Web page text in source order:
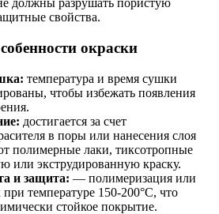
должны разрушать пористую
свойства.
окраски
температура и время сушки
чтобы избежать появления
достигается за счет
в поры или нанесения слоя
полимерные лаки, тиксотропные
или экструдированную краску.
и защита: — полимеризация или
при температуре 150-200°С, что
стойкое покрытие.